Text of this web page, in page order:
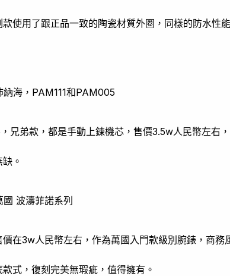
使用了跟正品一致的陶瓷材質外圈，同樣的防水性
海，PAM111和PAM005
兄弟款，都是手動上鍊機芯，售價3.5w人民幣左右，
。
波濤菲諾系列
在3w人民幣左右，作為萬國入門款級別腕錶，商
式，復刻完美無瑕疵，值得擁有。